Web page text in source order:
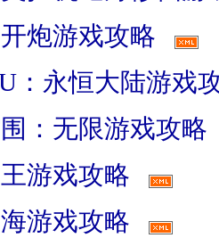
炮游戏攻略
：永恒大陆游戏
：无限游戏攻略
游戏攻略
游戏攻略